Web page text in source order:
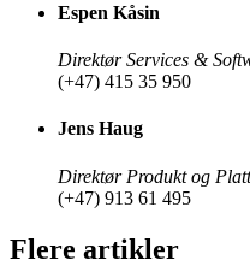
Espen Kåsin
Direktør Services &
(+47) 415 35 950
Jens Haug
Direktør Produkt og
(+47) 913 61 495
Flere artikler